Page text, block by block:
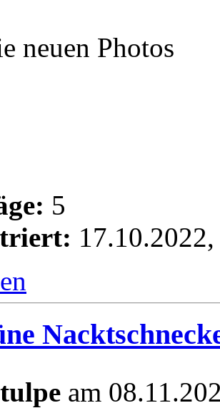
neuen Photos
5
tulpe am